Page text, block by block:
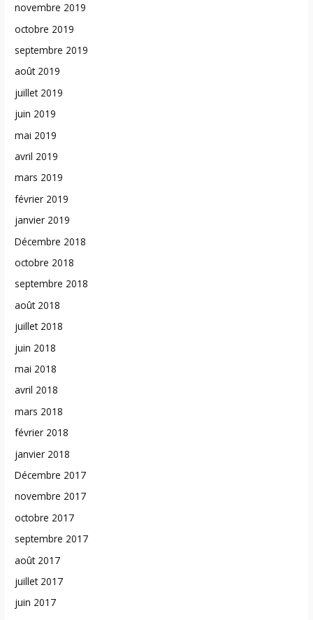
novembre 2019
octobre 2019
septembre 2019
août 2019
juillet 2019
juin 2019
mai 2019
avril 2019
mars 2019
février 2019
janvier 2019
Décembre 2018
octobre 2018
septembre 2018
août 2018
juillet 2018
juin 2018
mai 2018
avril 2018
mars 2018
février 2018
janvier 2018
Décembre 2017
novembre 2017
octobre 2017
septembre 2017
août 2017
juillet 2017
juin 2017